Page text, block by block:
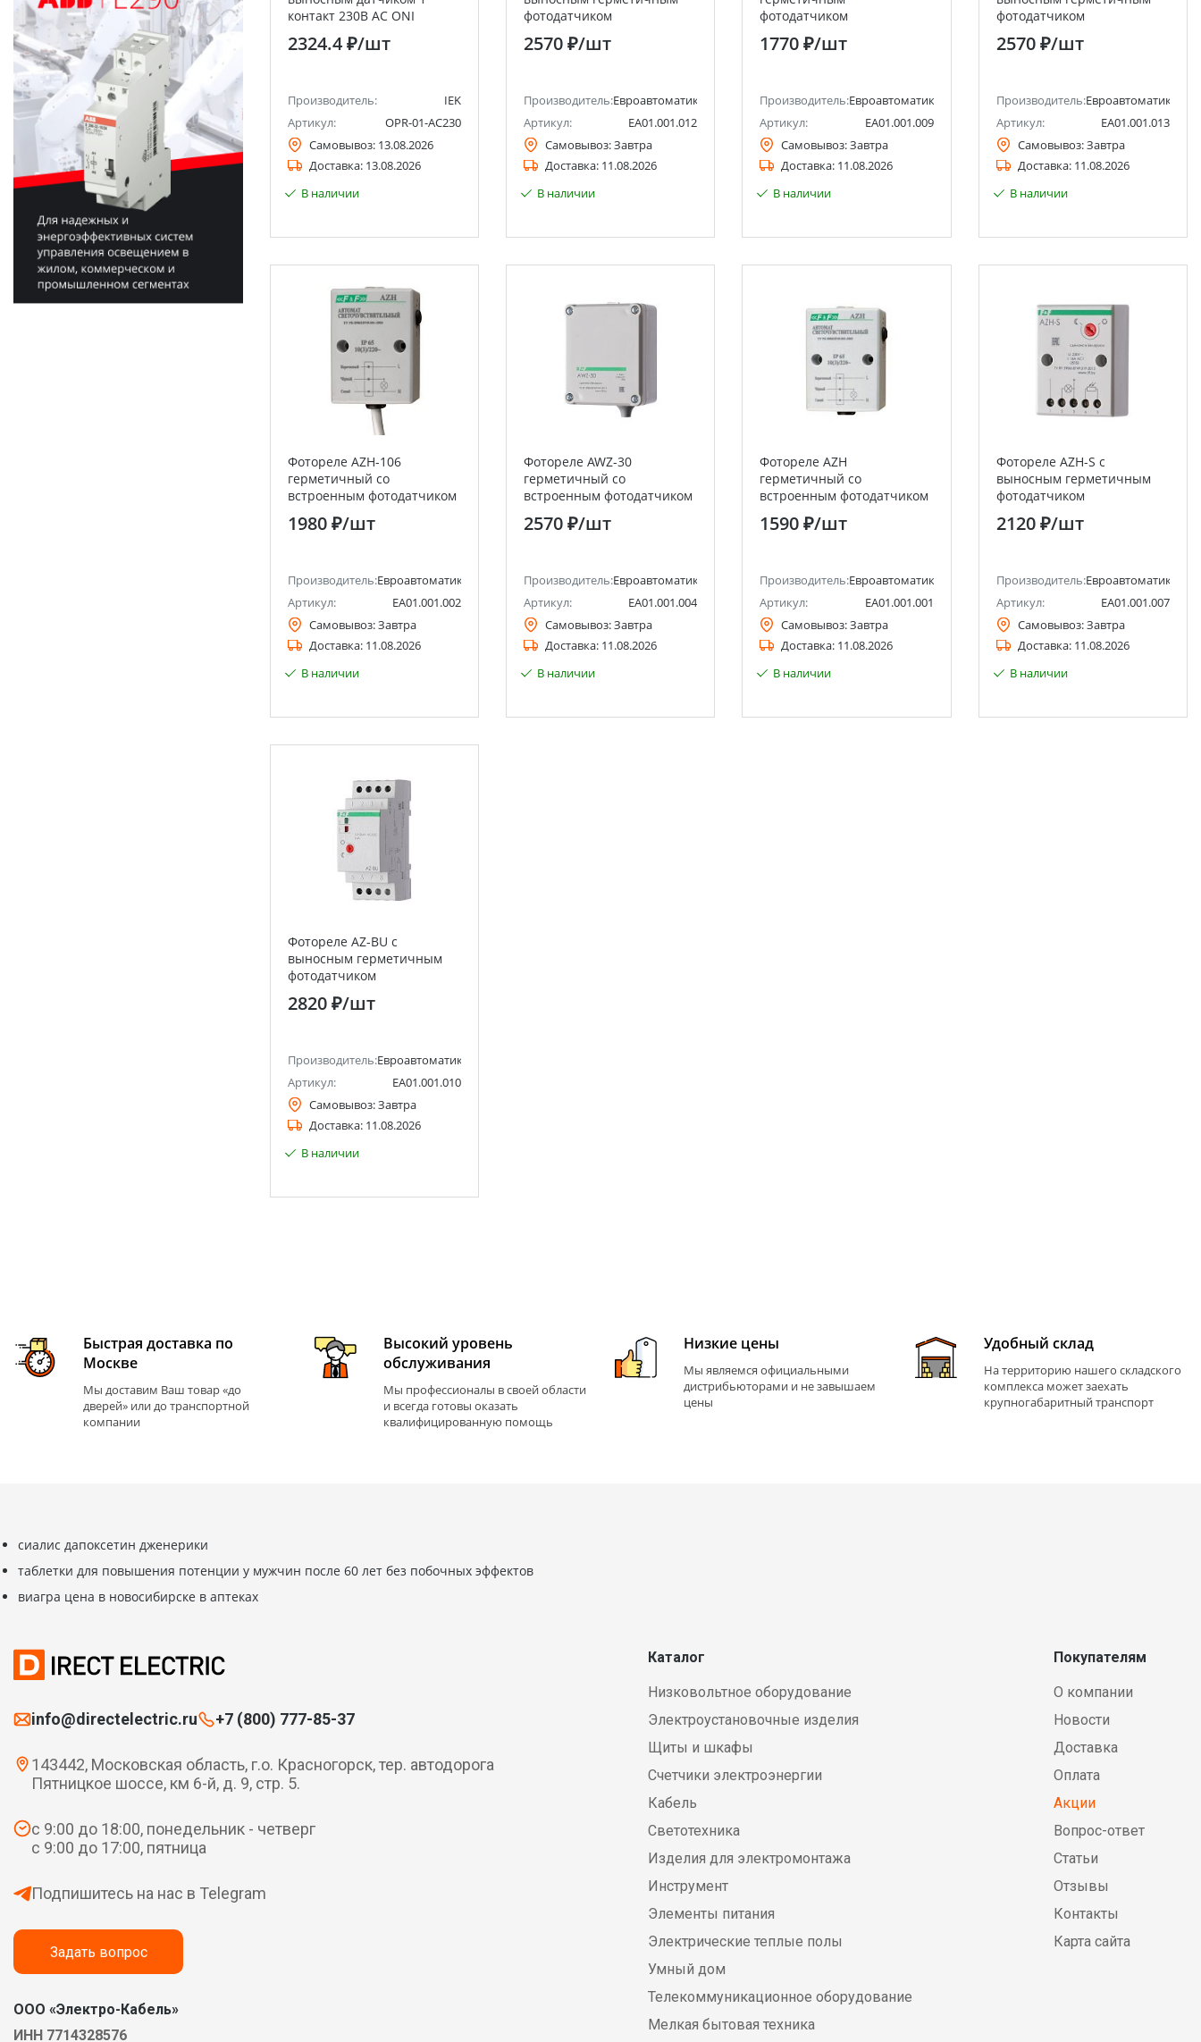
контакт 230В АС ONI
2324.4 ₽/шт
Производитель:
IEK
Артикул:
OPR-01-AC230
Самовывоз: 13.08.2026
Доставка: 13.08.2026
В наличии
фотодатчиком
Евроавтоматика F&F
2570 ₽/шт
Производитель:Евроавтоматика F&F
Артикул:
EA01.001.012
Самовывоз:Завтра
Доставка: 11.08.2026
В наличии
фотодатчиком
Евроавтоматика F&F
1770 ₽/шт
Производитель:Евроавтоматика F&F
Артикул:
EA01.001.009
Самовывоз:Завтра
Доставка: 11.08.2026
В наличии
фотодатчиком
Евроавтоматика F&F
2570 ₽/шт
Производитель:Евроавтоматика F&F
Артикул:
EA01.001.013
Самовывоз:Завтра
Доставка: 11.08.2026
В наличии
Фотореле AZH-106
герметичный со
встроенным фотодатчиком
Евроавтоматика F&F
1980 ₽/шт
Производитель:Евроавтоматика F&F
Артикул:
EA01.001.002
Самовывоз:Завтра
Доставка: 11.08.2026
В наличии
Фотореле AWZ-30
герметичный со
встроенным фотодатчиком
Евроавтоматика F&F
2570 ₽/шт
Производитель:Евроавтоматика F&F
Артикул:
EA01.001.004
Самовывоз:Завтра
Доставка: 11.08.2026
В наличии
Фотореле AZH
герметичный со
встроенным фотодатчиком
Евроавтоматика F&F
1590 ₽/шт
Производитель:Евроавтоматика F&F
Артикул:
EA01.001.001
Самовывоз:Завтра
Доставка: 11.08.2026
В наличии
Фотореле AZH-S с
выносным герметичным
фотодатчиком
Евроавтоматика F&F
2120 ₽/шт
Производитель:Евроавтоматика F&F
Артикул:
EA01.001.007
Самовывоз:Завтра
Доставка: 11.08.2026
В наличии
Фотореле AZ-BU с
выносным герметичным
фотодатчиком
Евроавтоматика F&F
2820 ₽/шт
Производитель:Евроавтоматика F&F
Артикул:
EA01.001.010
Самовывоз:Завтра
Доставка: 11.08.2026
В наличии
Быстрая доставка по
Москве
Мы доставим Ваш товар «до
дверей» или до транспортной
компании
Высокий уровень
обслуживания
Мы профессионалы в своей области
и всегда готовы оказать
квалифицированную помощь
Низкие цены
Мы являемся официальными
дистрибьюторами и не завышаем
цены
Удобный склад
На территорию нашего складского
комплекса может заехать
крупногабаритный транспорт
сиалис дапоксетин дженерики
таблетки для повышения потенции у мужчин после 60 лет без побочных эффектов
виагра цена в новосибирске в аптеках
info@directelectric.ru +7 (800) 777-85-37
143442, Московская область, г.о. Красногорск, тер. автодорога
Пятницкое шоссе, км 6-й, д. 9, стр. 5.
с 9:00 до 18:00, понедельник - четверг
с 9:00 до 17:00, пятница
Подпишитесь на нас в Telegram
Задать вопрос
ООО «Электро-Кабель»
ИНН 7714328576
Каталог
Низковольтное оборудование
Электроустановочные изделия
Щиты и шкафы
Счетчики электроэнергии
Кабель
Светотехника
Изделия для электромонтажа
Инструмент
Элементы питания
Электрические теплые полы
Умный дом
Телекоммуникационное оборудование
Мелкая бытовая техника
Покупателям
О компании
Новости
Доставка
Оплата
Акции
Вопрос-ответ
Статьи
Отзывы
Контакты
Карта сайта